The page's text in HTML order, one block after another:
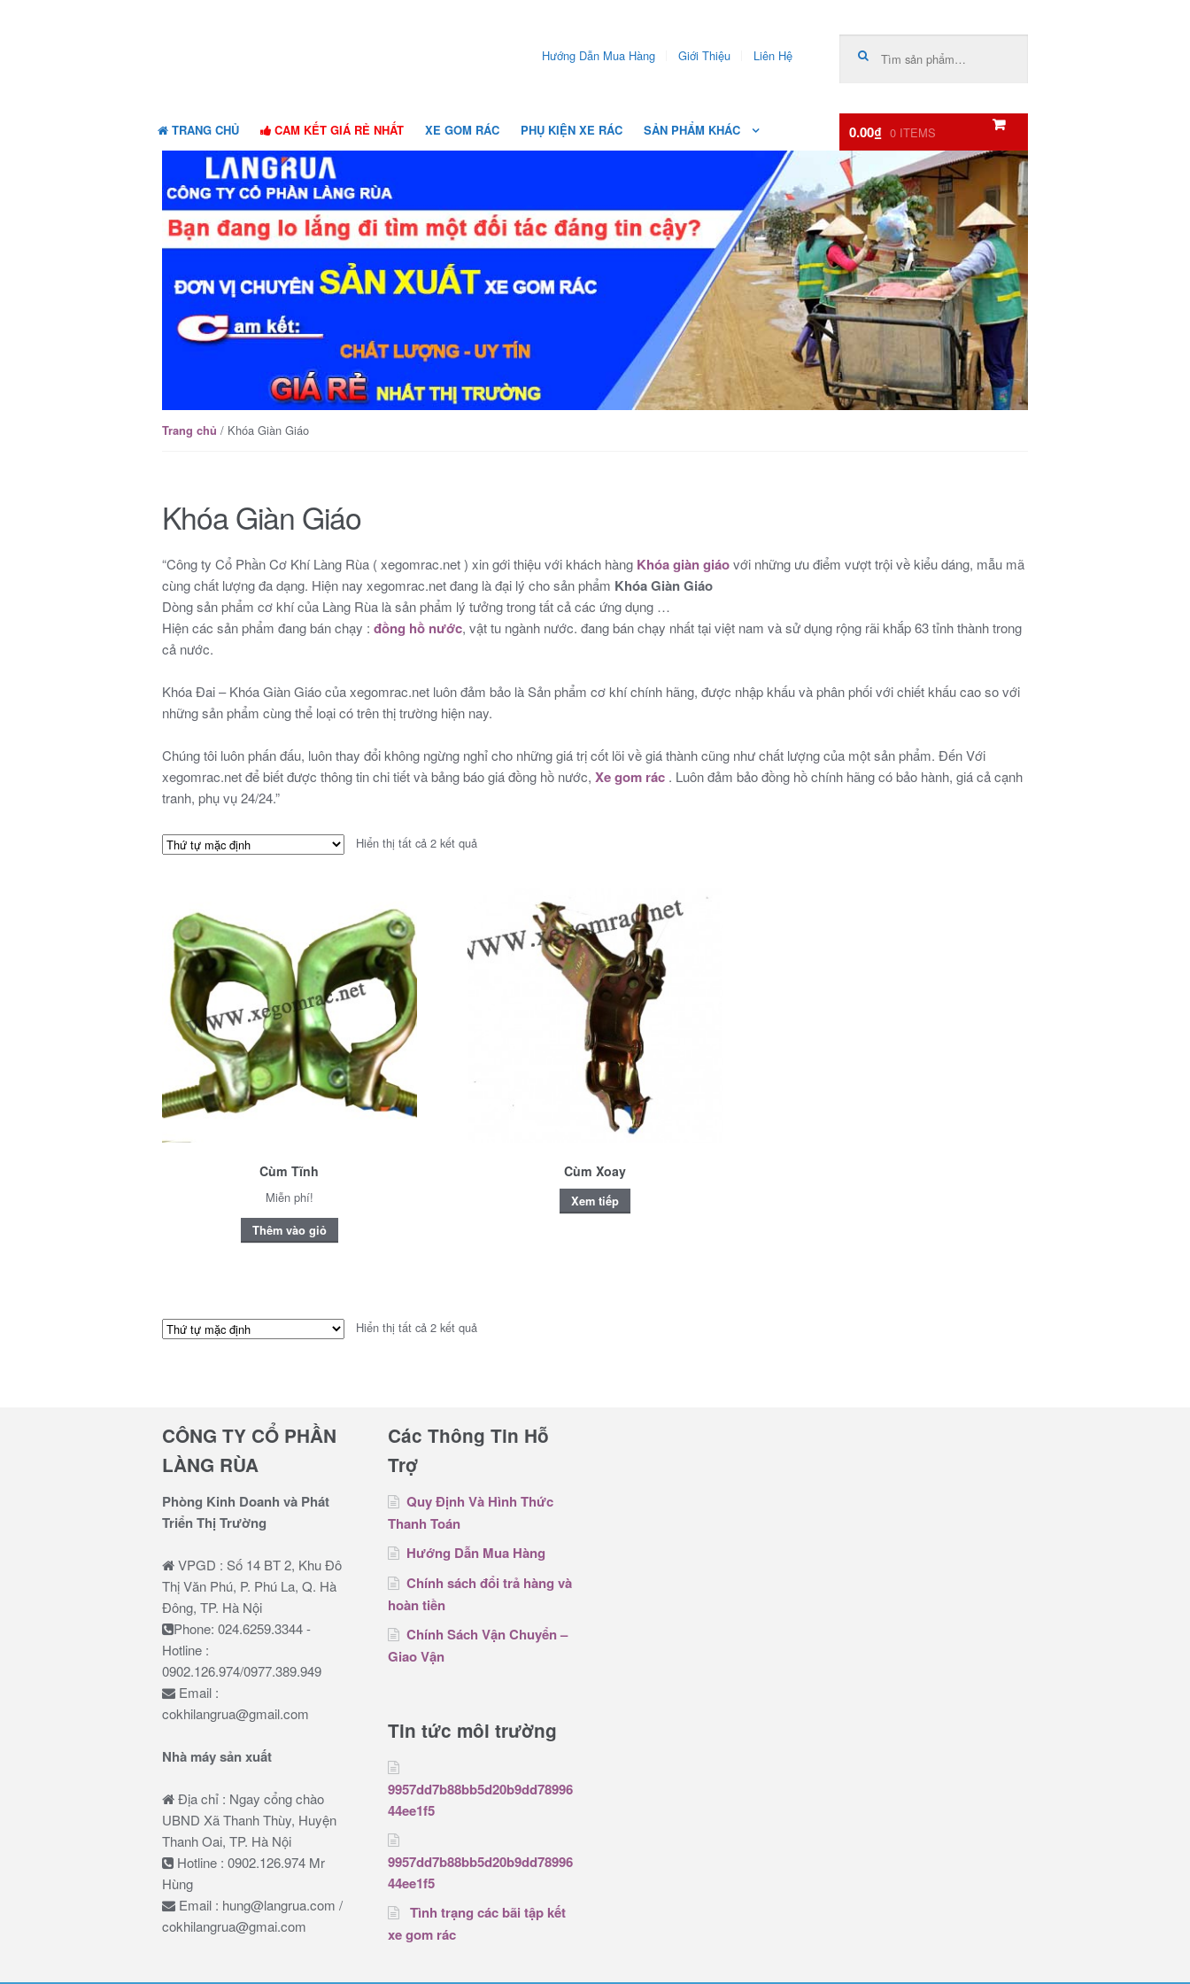
Hướng Dẫn Mua Hàng Giới Thiệu Liên Hệ
kiếm:
TRANG CHỦ CAM KẾT GIÁ RẺ NHẤT XE GOM RÁC PHỤ KIỆN XE RÁC SẢN PHẨM KHÁC 0.00₫ 0 ITEMS
Trang chủ / Khóa Giàn Giáo
Khóa Giàn Giáo
“Công ty Cổ Phần Cơ Khí Làng Rùa ( xegomrac.net ) xin gới thiệu với khách hàng Khóa giàn giáovới những ưu điểm vượt trội về kiểu dáng, mẫu mã
cùng chất lượng đa dạng. Hiện nay xegomrac.net đang là đại lý cho sản phẩm Khóa Giàn Giáo
Dòng sản phẩm cơ khí của Làng Rùa là sản phẩm lý tưởng trong tất cả các ứng dụng …
Hiện các sản phẩm đang bán chạy :đồng hồ nước, vật tu ngành nước. đang bán chạy nhất tại việt nam và sử dụng rộng rãi khắp 63 tỉnh thành trong
cả nước.
Khóa Đai – Khóa Giàn Giáo của xegomrac.net luôn đảm bảo là Sản phẩm cơ khí chính hãng, được nhập khấu và phân phối với chiết khấu cao so với
những sản phẩm cùng thể loại có trên thị trường hiện nay.
Chúng tôi luôn phấn đấu, luôn thay đổi không ngừng nghỉ cho những giá trị cốt lõi về giá thành cũng như chất lượng của một sản phẩm. Đến Với
xegomrac.net để biết được thông tin chi tiết và bảng báo giá đồng hồ nước,Xe gom rác . Luôn đảm bảo đồng hồ chính hãng có bảo hành, giá cả cạnh
tranh, phụ vụ 24/24.”
Hiển thị tất cả 2 kết quả
Cùm Tĩnh
Miễn phí!
Thêm vào giỏ
Cùm Xoay
Xem tiếp
Hiển thị tất cả 2 kết quả
CÔNG TY CỔ PHẦN
LÀNG RÙA
Phòng Kinh Doanh và Phát
Triển Thị Trường
VPGD : Số 14 BT 2, Khu Đô
Thị Văn Phú, P. Phú La, Q. Hà
Đông, TP. Hà Nội
Phone: 024.6259.3344 -
Hotline :
0902.126.974/0977.389.949
Email :
cokhilangrua@gmail.com
Nhà máy sản xuất
Địa chỉ : Ngay cổng chào
UBND Xã Thanh Thùy, Huyện
Thanh Oai, TP. Hà Nội
Hotline : 0902.126.974 Mr
Hùng
Email : hung@langrua.com /
cokhilangrua@gmai.com
Các Thông Tin Hỗ
Trợ
Quy Định Và Hình Thức
Thanh Toán
Hướng Dẫn Mua Hàng
Chính sách đổi trả hàng và
hoàn tiền
Chính Sách Vận Chuyển –
Giao Vận
Tin tức môi trường
9957dd7b88bb5d20b9dd78996
44ee1f5
9957dd7b88bb5d20b9dd78996
44ee1f5
Tình trạng các bãi tập kết
xe gom rác